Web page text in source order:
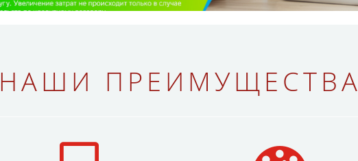
НАШИ ПРЕИМУЩЕСТВА